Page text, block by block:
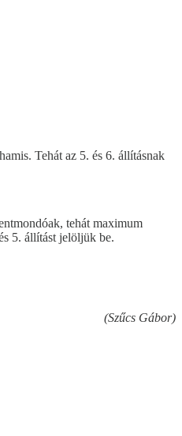
Tehát az 5. és 6. állításnak
tehát maximum
5. állítást jelöljük be.
(Szűcs Gábor)